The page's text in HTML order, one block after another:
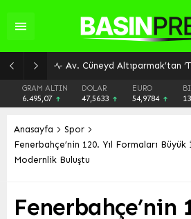
GRAM ALTIN
6.495,07
DOLAR
47,5633
EURO
54,9784
Anasayfa
Spor
Fenerbahçe’nin 120. Yıl Formaları
Modernlik Buluştu
Fenerbahçe’nin